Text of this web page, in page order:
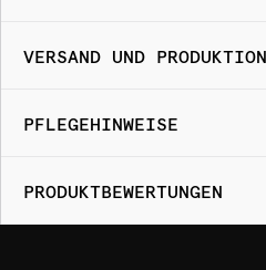
VERSAND UND PRODUKTION
PFLEGEHINWEISE
PRODUKTBEWERTUNGEN